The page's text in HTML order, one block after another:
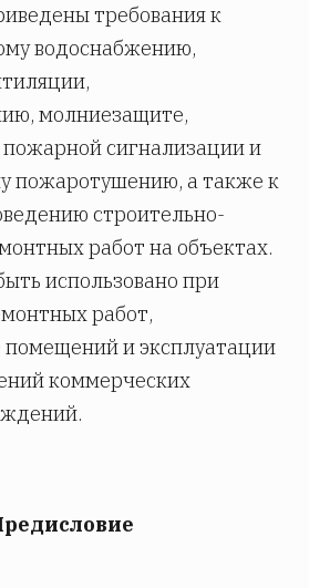
требования к
водоснабжению,
молниезащите,
сигнализации и
пожаротушению, а также к
строительно-
работ на объектах.
использовано при
работ,
и эксплуатации
коммерческих